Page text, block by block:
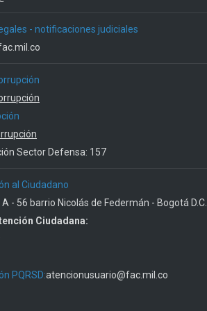
- notificaciones judiciales
Sector Defensa: 157
al Ciudadano
- 56 barrio Nicolás de Federmán - Bogotá D.C.
Ciudadana:
PQRSD:atencionusuario@fac.mil.co